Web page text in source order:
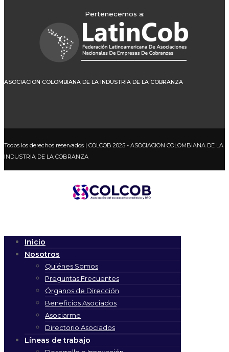
Pertenecemos a:
ASOCIACION COLOMBIANA DE LA INDUSTRIA DE LA COBRANZA
Todos los derechos reservados | COLCOB 2025 - ASOCIACION COLOMBIANA DE LA
INDUSTRIA DE LA COBRANZA
Inicio
Nosotros
Quiénes Somos
Preguntas Frecuentes
Órganos de Dirección
Beneficios Asociados
Asociarme
Directorio Asociados
Líneas de trabajo